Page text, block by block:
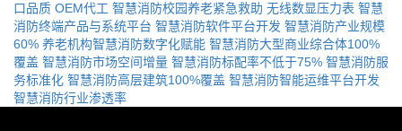
口品质 OEM代工 智慧消防校园养老紧急救助 无线数显压力表 智慧
消防终端产品与系统平台 智慧消防软件平台开发 智慧消防产业规模
60% 养老机构智慧消防数字化赋能 智慧消防大型商业综合体100%
覆盖 智慧消防市场空间增量 智慧消防标配率不低于75% 智慧消防服
务标准化 智慧消防高层建筑100%覆盖 智慧消防智能运维平台开发
智慧消防行业渗透率